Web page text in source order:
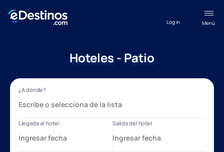
Menú
Log in
Hoteles - Patio